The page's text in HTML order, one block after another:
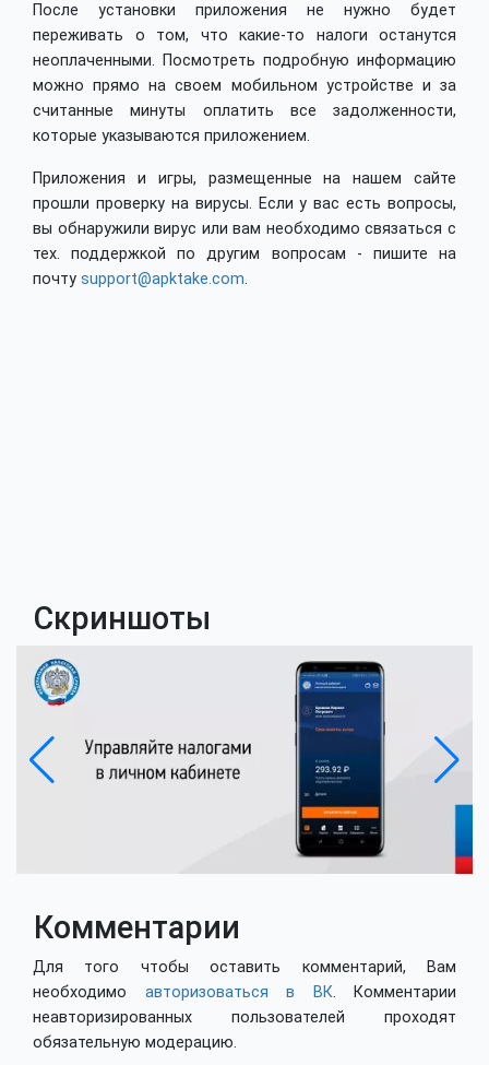
После установки приложения не нужно будет
переживать о том, что какие-то налоги останутся
неоплаченными. Посмотреть подробную информацию
можно прямо на своем мобильном устройстве и за
считанные минуты оплатить все задолженности,
которые указываются приложением.
Приложения и игры, размещенные на нашем сайте
прошли проверку на вирусы. Если у вас есть вопросы,
вы обнаружили вирус или вам необходимо связаться с
тех. поддержкой по другим вопросам - пишите на
почту support@apktake.com.
Скриншоты
Комментарии
Для того чтобы оставить комментарий, Вам
необходимо авторизоваться в ВК. Комментарии
неавторизированных пользователей проходят
обязательную модерацию.